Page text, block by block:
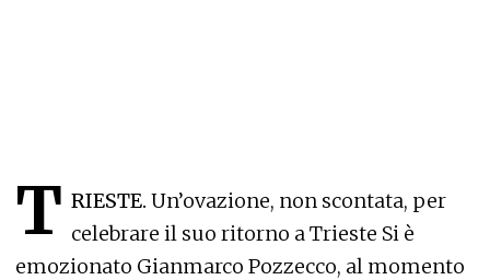
T RIESTE. Un’ovazione, non scontata, per
celebrare il suo ritorno a Trieste Si è
emozionato Gianmarco Pozzecco, al momento